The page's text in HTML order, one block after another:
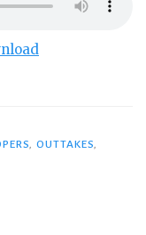
, OUTTAKES,